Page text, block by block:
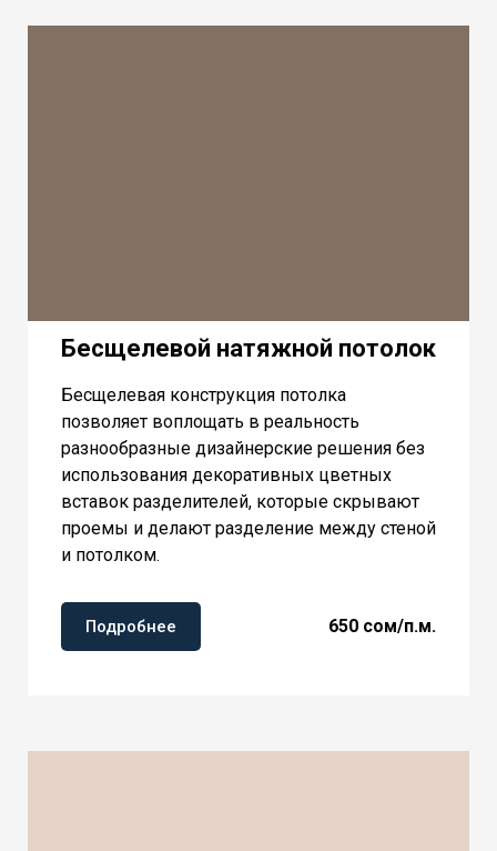
Бесщелевой натяжной потолок
Бесщелевая конструкция потолка
позволяет воплощать в реальность
разнообразные дизайнерские решения без
использования декоративных цветных
вставок разделителей, которые скрывают
проемы и делают разделение между стеной
и потолком.
Подробнее 650 сом/п.м.